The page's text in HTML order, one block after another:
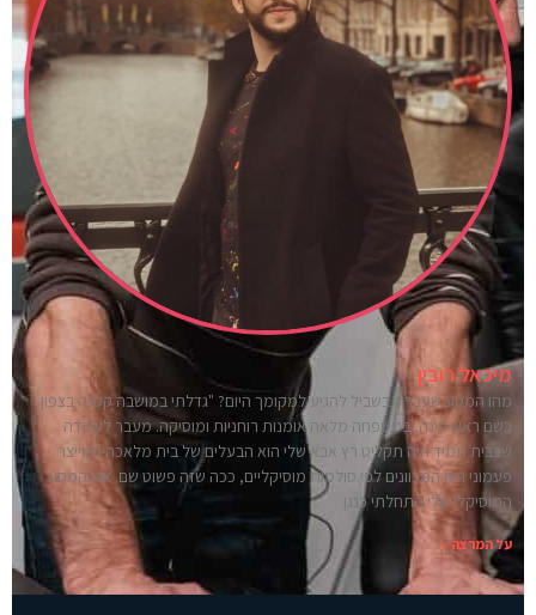
מיכאל רובין
מהו המסע שעברת בשביל להגיע למקומך היום? "גדלתי במושבה קטנה בצפון
בשם ראש פינה, במשפחה מלאה אומנות רוחניות ומוסיקה. מעבר לעובדה
שבבית תמיד היה תקליט רץ אבא שלי הוא הבעלים של בית מלאכה המייצר
פעמוני רוח המכוונים לפי סולמות מוסיקליים, ככה שזה פשוט שם. את המסע
המוסיקלי שלי התחלתי כנגן
על המרצה »